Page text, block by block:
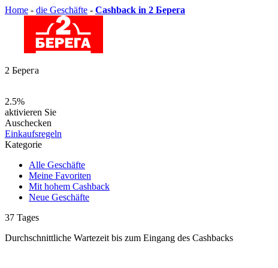
Home - die Geschäfte - Cashback in 2 Берега
2 Берега
2.5%
aktivieren Sie
Auschecken
Einkaufsregeln
Kategorie
Alle Geschäfte
Meine Favoriten
Mit hohem Cashback
Neue Geschäfte
37 Tages
Durchschnittliche Wartezeit bis zum Eingang des Cashbacks